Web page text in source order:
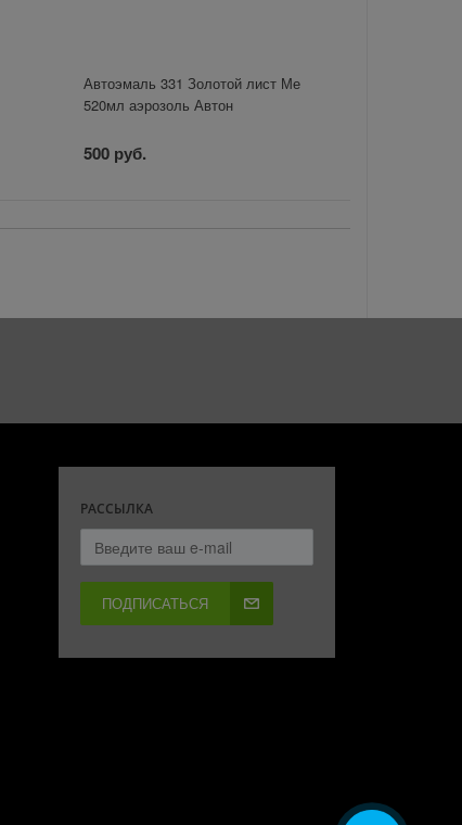
Автоэмаль 331 Золотой лист Ме
520мл аэрозоль Автон
500 руб.
РАССЫЛКА
ПОДПИСАТЬСЯ